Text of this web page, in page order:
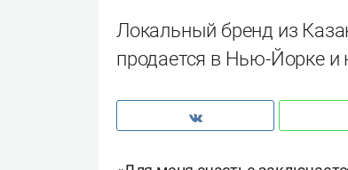
Локальный бренд из
продается в Нью-Йорке и